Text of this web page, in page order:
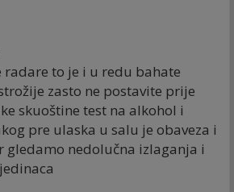
radare to je i u redu bahate
zasto ne postavite prije
skuoštine test na alkohol i
pre ulaska u salu je obaveza i
gledamo nedolučna izlaganja i